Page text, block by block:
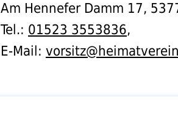
Am Hennefer Damm 17,
Tel.: 01523 3553836,
E-Mail: